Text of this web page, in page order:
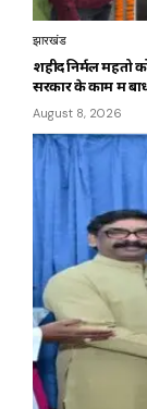
झारखंड
शहीद निर्मल महतो
सरकार के काम में
August 8, 2026